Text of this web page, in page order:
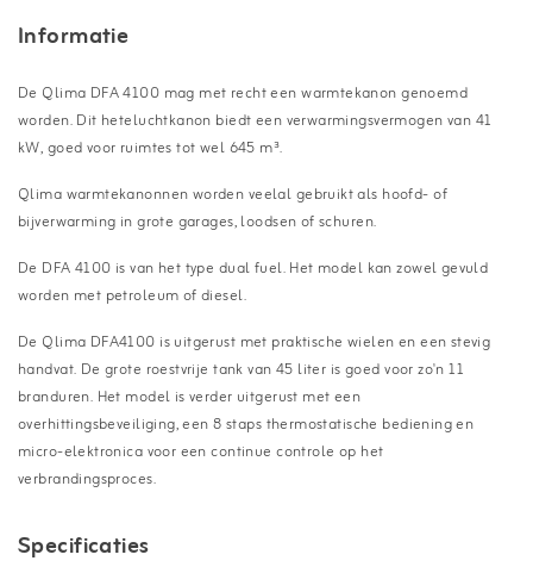
Informatie
De Qlima DFA 4100 mag met recht een warmtekanon genoemd
worden. Dit heteluchtkanon biedt een verwarmingsvermogen van 41
kW, goed voor ruimtes tot wel 645 m³.
Qlima warmtekanonnen worden veelal gebruikt als hoofd- of
bijverwarming in grote garages, loodsen of schuren.
De DFA 4100 is van het type dual fuel. Het model kan zowel gevuld
worden met petroleum of diesel.
De Qlima DFA4100 is uitgerust met praktische wielen en een stevig
handvat. De grote roestvrije tank van 45 liter is goed voor zo'n 11
branduren. Het model is verder uitgerust met een
overhittingsbeveiliging, een 8 staps thermostatische bediening en
micro-elektronica voor een continue controle op het
verbrandingsproces.
Specificaties